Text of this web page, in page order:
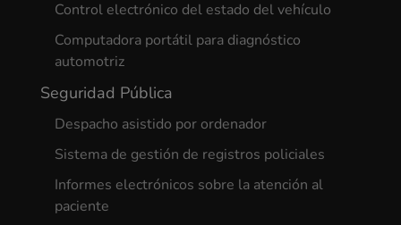
Control electrónico del estado del vehículo
Computadora portátil para diagnóstico
automotriz
Seguridad Pública
Despacho asistido por ordenador
Sistema de gestión de registros policiales
Informes electrónicos sobre la atención al
paciente